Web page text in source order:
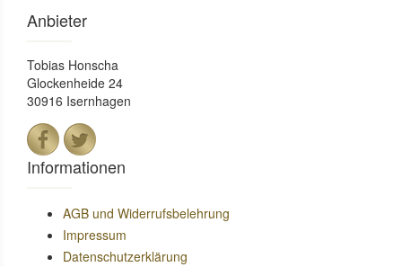
Anbieter
Tobias Honscha
Glockenheide 24
30916 Isernhagen
Informationen
AGB und Widerrufsbelehrung
Impressum
Datenschutzerklärung